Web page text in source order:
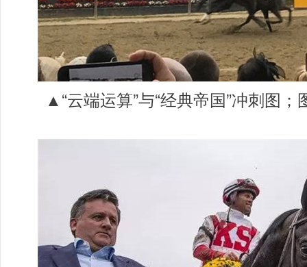
▲“云端运算”与“经典帝国”冲刺图；